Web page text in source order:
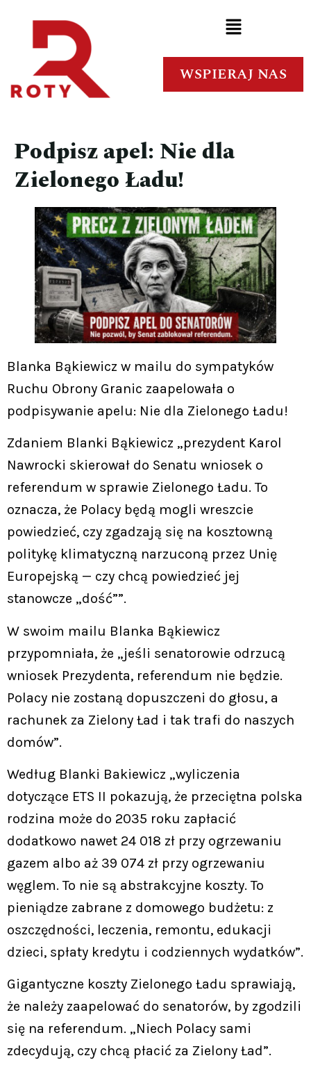
WSPIERAJ NAS
Podpisz apel: Nie dla
Zielonego Ładu!
Blanka Bąkiewicz w mailu do sympatyków
Ruchu Obrony Granic zaapelowała o
podpisywanie apelu: Nie dla Zielonego Ładu!
Zdaniem Blanki Bąkiewicz „prezydent Karol
Nawrocki skierował do Senatu wniosek o
referendum w sprawie Zielonego Ładu. To
oznacza, że Polacy będą mogli wreszcie
powiedzieć, czy zgadzają się na kosztowną
politykę klimatyczną narzuconą przez Unię
Europejską — czy chcą powiedzieć jej
stanowcze „dość””.
W swoim mailu Blanka Bąkiewicz
przypomniała, że „jeśli senatorowie odrzucą
wniosek Prezydenta, referendum nie będzie.
Polacy nie zostaną dopuszczeni do głosu, a
rachunek za Zielony Ład i tak trafi do naszych
domów”.
Według Blanki Bakiewicz „wyliczenia
dotyczące ETS II pokazują, że przeciętna polska
rodzina może do 2035 roku zapłacić
dodatkowo nawet 24 018 zł przy ogrzewaniu
gazem albo aż 39 074 zł przy ogrzewaniu
węglem. To nie są abstrakcyjne koszty. To
pieniądze zabrane z domowego budżetu: z
oszczędności, leczenia, remontu, edukacji
dzieci, spłaty kredytu i codziennych wydatków”.
Gigantyczne koszty Zielonego Ładu sprawiają,
że należy zaapelować do senatorów, by zgodzili
się na referendum. „Niech Polacy sami
zdecydują, czy chcą płacić za Zielony Ład”.